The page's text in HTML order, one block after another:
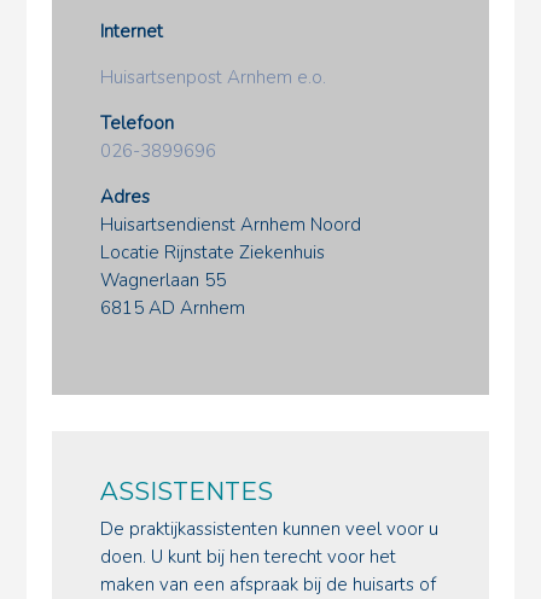
Internet
Huisartsenpost Arnhem e.o.
Telefoon
026-3899696
Adres
Huisartsendienst Arnhem Noord
Locatie Rijnstate Ziekenhuis
Wagnerlaan 55
6815 AD Arnhem
ASSISTENTES
De praktijkassistenten kunnen veel voor u
doen. U kunt bij hen terecht voor het
maken van een afspraak bij de huisarts of